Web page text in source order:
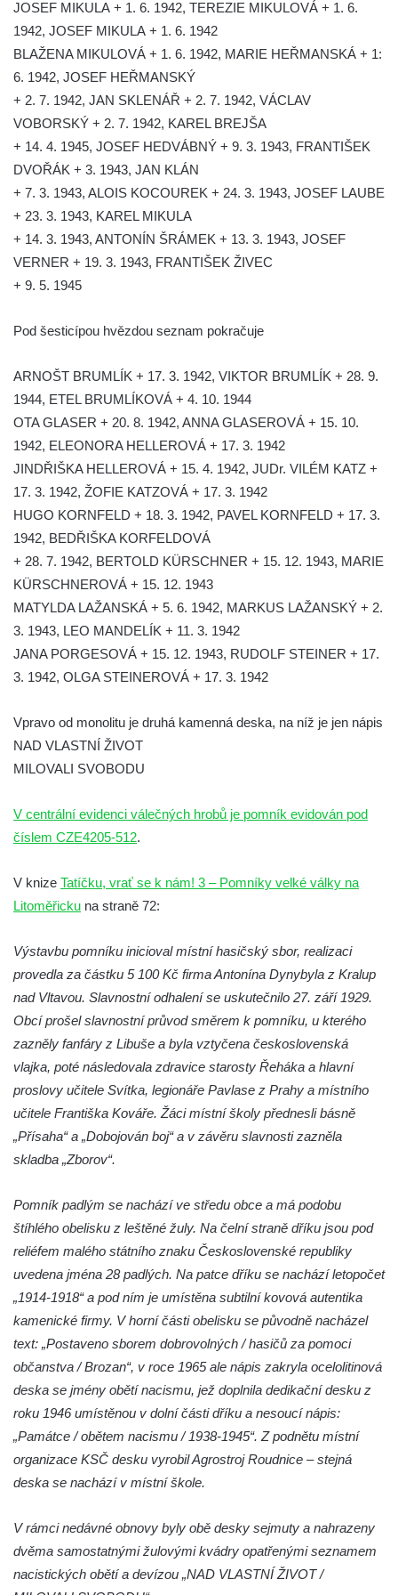
silnice severně od Lužce nad Vltavou
Kenotaf Alfeda Harnische na hřbitově v
Hrobčicích
Pomník obětem válek v Hrobčicích
Pomník obětem válek v Mirošovicích
Hrob vojáků Rudé armády na hřbitově v
Račicích
Hrob Jiřího Dovhomilji na hřbitově v
Račicích
Hrob Antonína Medáčka na hřbitově v
Račicích
Pomník obětem 1. světové války v Lužici
Kenotaf Josefa Matese na hřbitově v Lužici
Pamětní deska Giuseppe Capella na
hřbitově v Lužici
Kenotaf Emila Miksche na hřbitově v Lužici
Kenotaf Antonína Krause na hřbitově v
Lužici
Pomník vojákům Rudé armády na hřbitově
v Kozlech
Pamětní deska pochodu smrti v Saupsdorfu
Pomník obětem 2. světové války v parku
Walthera von der Vogelweide v Duchcově
Pomník obětem válek v Jeníkově
Pamětní deska obětem 1. světové války na
Pomník obětem 2. světové války v parku v
Mikulášovicích
ulici U Plovárny ve Frýdlantu
Socha Nepokořený v parku Rumburské
vzpoury v Rumburku
Pamětní deska obětem holokaustu u
židovského hřbitova v Kovanicích
Pamětní deska legionářům na Obecním
úřadě v Kovanicích
Kovanicích
Pamětní deska Rudé armádě na radnici v
Trutnově
Pomník obětem koncentračního tábora na
hřbitově v Rychnově u Jablonce nad Nisou
Pomník pracovního nasazení vězňů
koncentračního tábora v Tovární ulici v
Rychnově u Jablonce nad Nisou
Kenotaf Alfreda Langa na hřbitově v Krásné
u Pěnčína
Krásné u Pěnčína
Kenotaf Edmunda Andera na hřbitově v
Hřbitovní kaple rodiny Fiedler na hřbitově v
Teplicích nad Metují
Kenotaf Franze Ruseho na hřbitově v
JOSEF MIKULA + 1. 6. 1942, TEREZIE MIKULOVÁ + 1. 6.
1942, JOSEF MIKULA + 1. 6. 1942
BLAŽENA MIKULOVÁ + 1. 6. 1942, MARIE HEŘMANSKÁ + 1:
6. 1942, JOSEF HEŘMANSKÝ
+ 2. 7. 1942, JAN SKLENÁŘ + 2. 7. 1942, VÁCLAV
VOBORSKÝ + 2. 7. 1942, KAREL BREJŠA
+ 14. 4. 1945, JOSEF HEDVÁBNÝ + 9. 3. 1943, FRANTIŠEK
DVOŘÁK + 3. 1943, JAN KLÁN
+ 7. 3. 1943, ALOIS KOCOUREK + 24. 3. 1943, JOSEF LAUBE
+ 23. 3. 1943, KAREL MIKULA
+ 14. 3. 1943, ANTONÍN ŠRÁMEK + 13. 3. 1943, JOSEF
VERNER + 19. 3. 1943, FRANTIŠEK ŽIVEC
+ 9. 5. 1945
Pod šesticípou hvězdou seznam pokračuje
ARNOŠT BRUMLÍK + 17. 3. 1942, VIKTOR BRUMLÍK + 28. 9.
1944, ETEL BRUMLÍKOVÁ + 4. 10. 1944
OTA GLASER + 20. 8. 1942, ANNA GLASEROVÁ + 15. 10.
1942, ELEONORA HELLEROVÁ + 17. 3. 1942
JINDŘIŠKA HELLEROVÁ + 15. 4. 1942, JUDr. VILÉM KATZ +
17. 3. 1942, ŽOFIE KATZOVÁ + 17. 3. 1942
HUGO KORNFELD + 18. 3. 1942, PAVEL KORNFELD + 17. 3.
1942, BEDŘIŠKA KORFELDOVÁ
+ 28. 7. 1942, BERTOLD KÜRSCHNER + 15. 12. 1943, MARIE
KÜRSCHNEROVÁ + 15. 12. 1943
MATYLDA LAŽANSKÁ + 5. 6. 1942, MARKUS LAŽANSKÝ + 2.
3. 1943, LEO MANDELÍK + 11. 3. 1942
JANA PORGESOVÁ + 15. 12. 1943, RUDOLF STEINER + 17.
3. 1942, OLGA STEINEROVÁ + 17. 3. 1942
Vpravo od monolitu je druhá kamenná deska, na níž je jen nápis
NAD VLASTNÍ ŽIVOT
MILOVALI SVOBODU
V centrální evidenci válečných hrobů je pomník evidován pod
číslem CZE4205-512.
V knize Tatíčku, vrať se k nám! 3 – Pomníky velké války na
Litoměřicku na straně 72:
Výstavbu pomníku inicioval místní hasičský sbor, realizaci
provedla za částku 5 100 Kč firma Antonína Dynybyla z Kralup
nad Vltavou. Slavnostní odhalení se uskutečnilo 27. září 1929.
Obcí prošel slavnostní průvod směrem k pomníku, u kterého
zazněly fanfáry z Libuše a byla vztyčena československá
vlajka, poté následovala zdravice starosty Řeháka a hlavní
proslovy učitele Svítka, legionáře Pavlase z Prahy a místního
učitele Františka Kováře. Žáci místní školy přednesli básně
„Přísaha“ a „Dobojován boj“ a v závěru slavnosti zazněla
skladba „Zborov“.
Pomník padlým se nachází ve středu obce a má podobu
štíhlého obelisku z leštěné žuly. Na čelní straně dříku jsou pod
reliéfem malého státního znaku Československé republiky
uvedena jména 28 padlých. Na patce dříku se nachází letopočet
„1914-1918“ a pod ním je umístěna subtilní kovová autentika
kamenické firmy. V horní části obelisku se původně nacházel
text: „Postaveno sborem dobrovolných / hasičů za pomoci
občanstva / Brozan“, v roce 1965 ale nápis zakryla ocelolitinová
deska se jmény obětí nacismu, jež doplnila dedikační desku z
roku 1946 umístěnou v dolní části dříku a nesoucí nápis:
„Památce / obětem nacismu / 1938-1945“. Z podnětu místní
organizace KSČ desku vyrobil Agrostroj Roudnice – stejná
deska se nachází v místní škole.
V rámci nedávné obnovy byly obě desky sejmuty a nahrazeny
dvěma samostatnými žulovými kvádry opatřenými seznamem
nacistických obětí a devízou „NAD VLASTNÍ ŽIVOT /